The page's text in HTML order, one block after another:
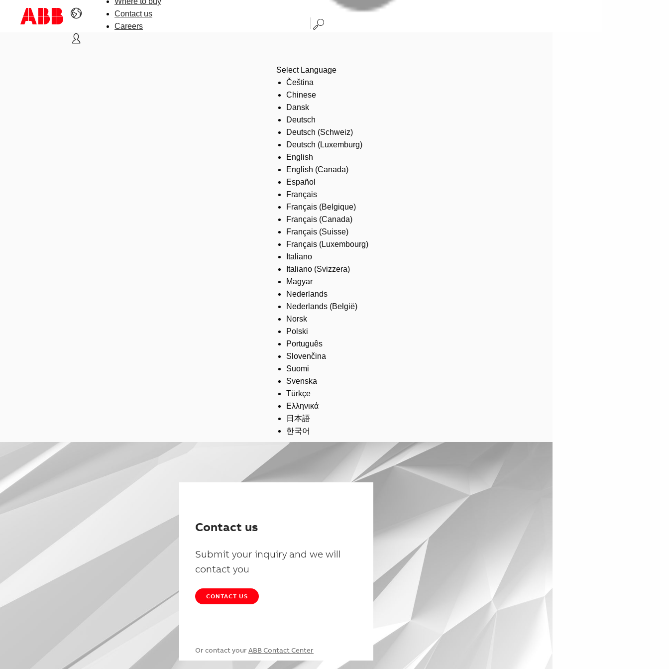
Contact us
Careers
Select Language
Čeština
Chinese
Dansk
Deutsch
Deutsch (Schweiz)
Deutsch (Luxemburg)
English
English (Canada)
Español
Français
Français (Belgique)
Français (Canada)
Français (Suisse)
Français (Luxembourg)
Italiano
Italiano (Svizzera)
Magyar
Nederlands
Nederlands (België)
Norsk
Polski
Português
Slovenčina
Suomi
Svenska
Türkçe
Ελληνικά
日本語
한국어
Contact us
Submit your inquiry and we will
contact you
CONTACT US
Or contact your ABB Contact Center